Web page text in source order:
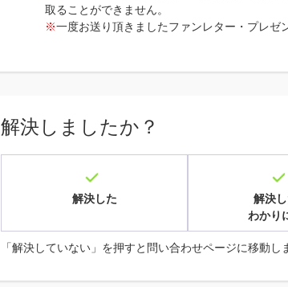
取ることができません。
※一度お送り頂きましたファンレター・プレゼ
解決しましたか？
解決した
解決
わかり
「解決していない」を押すと問い合わせページに移動し